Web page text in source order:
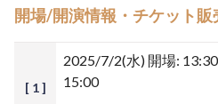
開場/開演情報・チケット販
[ 1 ]
2025/7/2(水) 開場:
15:00